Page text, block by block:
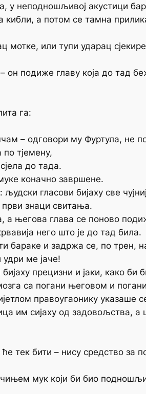
у неподношљивој акустици
кибли, а потом се тамна
мотке, или тупи ударац
он подиже главу која до тад
га:
– одговори му Фуртула, не
тјемену,
до тада.
коначно завршене.
гласови бијаху све
први знаци свитања.
а његова глава се поново
него што је до тад била.
бараке и задржа се, по трен,
ме јаче!
прецизни и јаки, како
са погани његовом и
правоугаонику указаше
им сијаху од задовољства,
тек бити – нису средство за
мук који би био